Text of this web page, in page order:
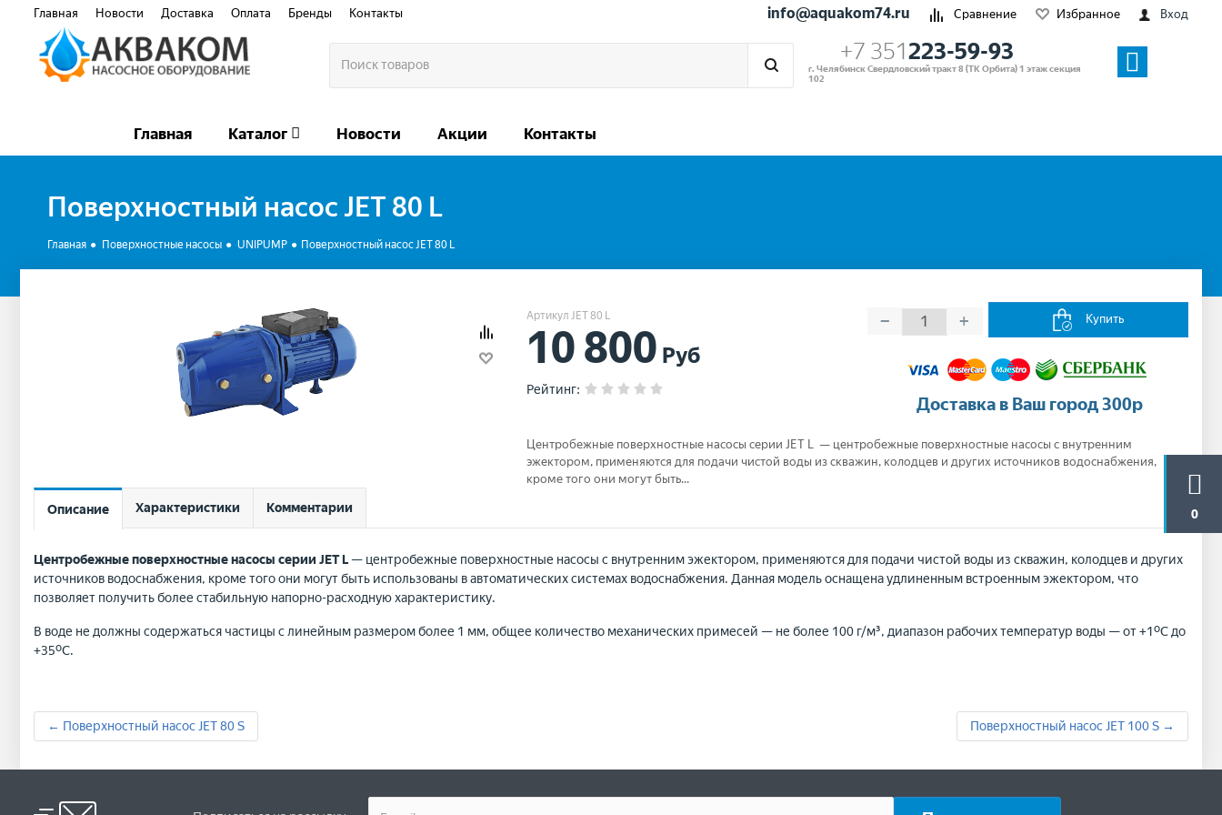
Главная Новости Доставка Оплата Бренды Контакты info@aquakom74.ru Сравнение Избранное Вход
+7 351223-59-93
г. Челябинск Свердловский тракт 8 (ТК Орбита) 1 этаж секция
102
Главная Каталог Новости Акции Контакты
0
Поверхностный насос JET 80 L
Главная Поверхностные насосы UNIPUMP Поверхностный насос JET 80 L
Артикул JET 80 L
10 800 Руб
Рейтинг:
− + Купить
Доставка в Ваш город 300р
Центробежные поверхностные насосы серии JET L — центробежные поверхностные насосы c внутренним
эжектором, применяются для подачи чистой воды из скважин, колодцев и других источников водоснабжения,
кроме того они могут быть...
Описание Характеристики Комментарии
Центробежные поверхностные насосы серии JET L — центробежные поверхностные насосы c внутренним эжектором, применяются для подачи чистой воды из скважин, колодцев и других
источников водоснабжения, кроме того они могут быть использованы в автоматических системах водоснабжения. Данная модель оснащена удлиненным встроенным эжектором, что
позволяет получить более стабильную напорно-расходную характеристику.
В воде не должны содержаться частицы с линейным размером более 1 мм, общее количество механических примесей — не более 100 г/м³, диапазон рабочих температур воды — от +1ºС до
+35ºС.
← Поверхностный насос JET 80 S Поверхностный насос JET 100 S →